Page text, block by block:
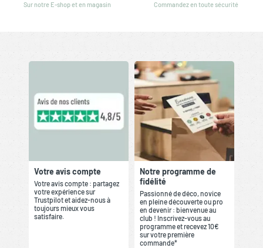
Sur notre E-shop et en magasin
Commandez en toute sécurité
Votre avis compte
Votre avis compte : partagez
votre expérience sur
Trustpilot et aidez-nous à
toujours mieux vous
satisfaire.
Notre programme de
fidélité
Passionné de déco, novice
en pleine découverte ou pro
en devenir : bienvenue au
club ! Inscrivez-vous au
programme et recevez 10€
sur votre première
commande*